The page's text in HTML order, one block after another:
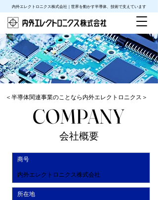
内外エレクトロニクス株式会社｜世界を動かす半導体、技術で支えています
＜半導体関連事業のことなら内外エレクトロニクス＞
COMPANY
COMPANY
会社概要
商号
内外エレクトロニクス株式会社
所在地